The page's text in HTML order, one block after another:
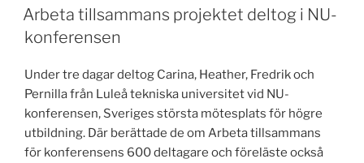
ON
Arbeta tillsammans projektet deltog i NU-
konferensen
Under tre dagar deltog Carina, Heather, Fredrik och
Pernilla från Luleå tekniska universitet vid NU-
konferensen, Sveriges största mötesplats för högre
utbildning. Där berättade de om Arbeta tillsammans
för konferensens 600 deltagare och föreläste också